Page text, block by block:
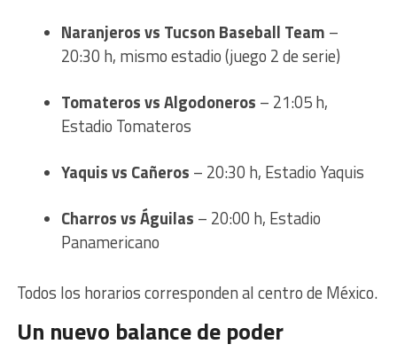
Naranjeros vs Tucson Baseball Team –
20:30 h, mismo estadio (juego 2 de serie)
Tomateros vs Algodoneros – 21:05 h,
Estadio Tomateros
Yaquis vs Cañeros – 20:30 h, Estadio Yaquis
Charros vs Águilas – 20:00 h, Estadio
Panamericano
Todos los horarios corresponden al centro de México.
Un nuevo balance de poder